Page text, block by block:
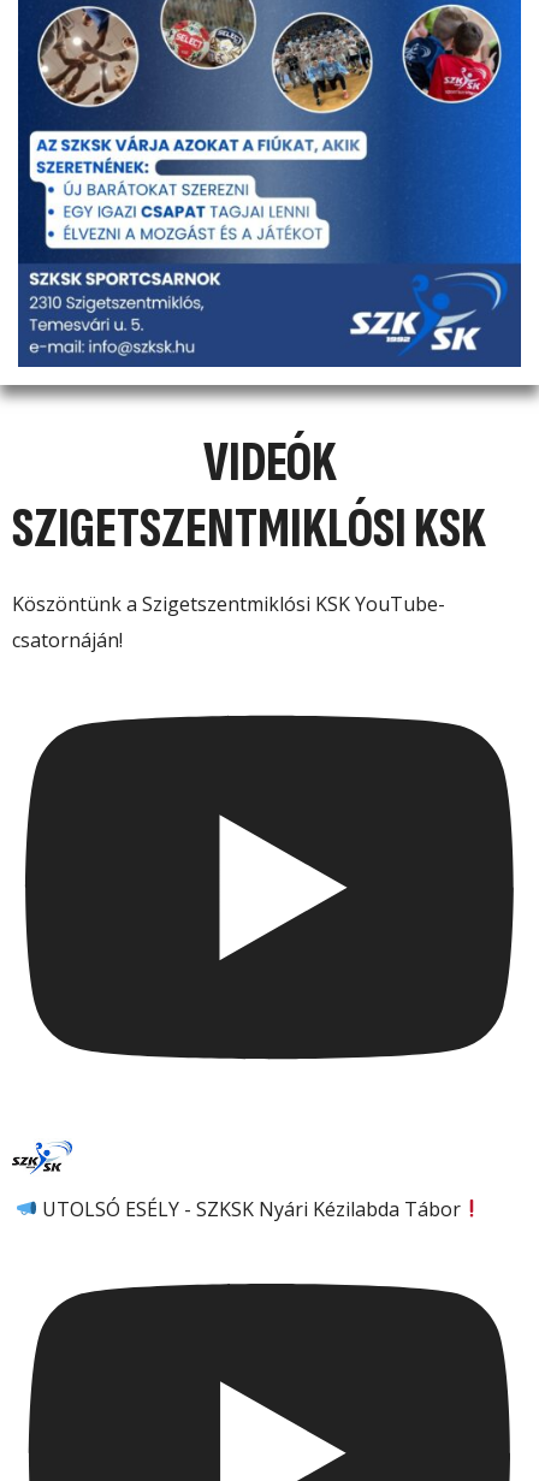
VIDEÓK
SZIGETSZENTMIKLÓSI KSK
Köszöntünk a Szigetszentmiklósi KSK YouTube-
csatornáján!
UTOLSÓ ESÉLY - SZKSK Nyári Kézilabda Tábor